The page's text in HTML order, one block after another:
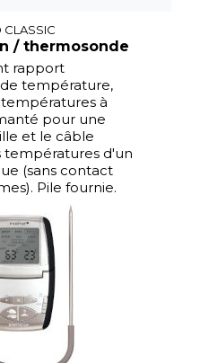
CLASSIC
/ thermosonde
rapport
température,
à
pour une
et le câble
températures d'un
(sans contact
Pile fournie.